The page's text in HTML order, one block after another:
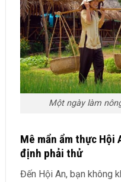
Một ngày làm
Mê mẩn ẩm thực Hội
định phải thử
Đến Hội An, bạn không